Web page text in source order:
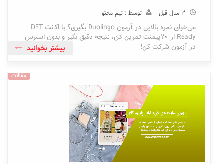
3 سال قبل توسط : تیم محتوا
می‌خوای نمره بالایی در آزمون Duolingo بگیری؟ با اکانت DET
Ready از 20پیمنت تمرین کن، نتیجه دقیق بگیر و بدون استرس
در آزمون شرکت کن!
بیشتر بخوانید
مقالات